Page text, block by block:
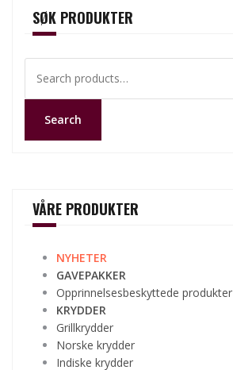
SØK PRODUKTER
for:
Search
VÅRE PRODUKTER
NYHETER
GAVEPAKKER
Opprinnelsesbeskyttede produkter
KRYDDER
Grillkrydder
Norske krydder
Indiske krydder